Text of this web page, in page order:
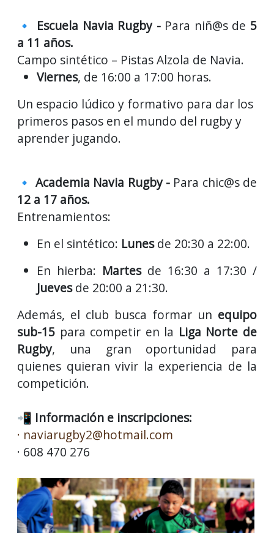
🔹 Escuela Navia Rugby - Para niñ@s de 5
a 11 años.
Campo sintético – Pistas Alzola de Navia.
Viernes, de 16:00 a 17:00 horas.
Un espacio lúdico y formativo para dar los
primeros pasos en el mundo del rugby y
aprender jugando.
🔹 Academia Navia Rugby - Para chic@s de
12 a 17 años.
Entrenamientos:
En el sintético: Lunesde 20:30 a 22:00.
En hierba: Martes de 16:30 a 17:30 /
Juevesde 20:00 a 21:30.
Además, el club busca formar un equipo
sub-15 para competir en la Liga Norte de
Rugby, una gran oportunidad para
quienes quieran vivir la experiencia de la
competición.
📲 Información e inscripciones:
· naviarugby2@hotmail.com
· 608 470 276